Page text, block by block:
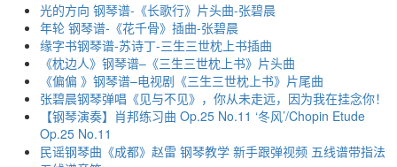
光的方向 钢琴谱-《长歌行》片头曲-张碧晨
年轮 钢琴谱-《花千骨》插曲-张碧晨
缘字书钢琴谱-苏诗丁-三生三世枕上书插曲
《枕边人》钢琴谱–《三生三世枕上书》片头曲
《偏偏 》钢琴谱–电视剧《三生三世枕上书》片尾曲
张碧晨钢琴弹唱《见与不见》，你从未走远，因为我在挂念你！
【钢琴演奏】肖邦练习曲 Op.25 No.11 ‘冬风’/Chopin Etude
Op.25 No.11
民谣钢琴曲《成都》赵雷 钢琴教学 新手跟弹视频 五线谱带指法